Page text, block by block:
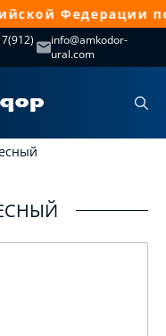
Федерации по
info@amkodor-
ural.com